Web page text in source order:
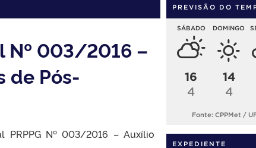
Nº 003/2016 –
de Pós-
PRPPG Nº 003/2016 – Auxílio
PREVISÃO DO
SÁBADO
16
4
DOMINGO
14
4
Fonte: CPPMet /
EXPEDIENTE